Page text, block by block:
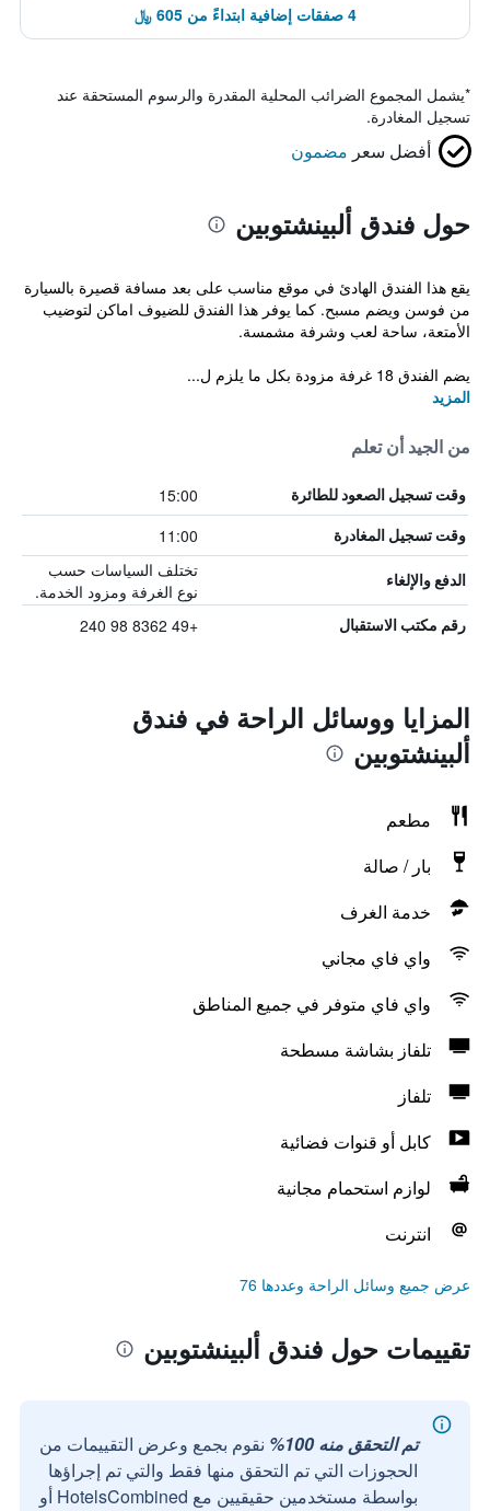
4 صفقات إضافية ابتداءً من 605 ﷼
*يشمل المجموع الضرائب المحلية المقدرة والرسوم المستحقة عند
تسجيل المغادرة.
أفضل سعر مضمون
حول فندق ألبينشتوبين
يقع هذا الفندق الهادئ في موقع مناسب على بعد مسافة قصيرة بالسيارة
من فوسن ويضم مسبح. كما يوفر هذا الفندق للضيوف اماكن لتوضيب
الأمتعة، ساحة لعب وشرفة مشمسة.
يضم الفندق 18 غرفة مزودة بكل ما يلزم ل...
المزيد
من الجيد أن تعلم
وقت تسجيل الصعود للطائرة 15:00
وقت تسجيل المغادرة 11:00
الدفع والإلغاء
تختلف السياسات حسب
نوع الغرفة ومزود الخدمة.
رقم مكتب الاستقبال +49 8362 98 240
المزايا ووسائل الراحة في فندق
ألبينشتوبين
مطعم
بار / صالة
خدمة الغرف
واي فاي مجاني
واي فاي متوفر في جميع المناطق
تلفاز بشاشة مسطحة
تلفاز
كابل أو قنوات فضائية
لوازم استحمام مجانية
انترنت
عرض جميع وسائل الراحة وعددها 76
تقييمات حول فندق ألبينشتوبين
تم التحقق منه 100%
نقوم بجمع وعرض التقييمات من
الحجوزات التي تم التحقق منها فقط والتي تم إجراؤها
بواسطة مستخدمين حقيقيين مع HotelsCombined أو